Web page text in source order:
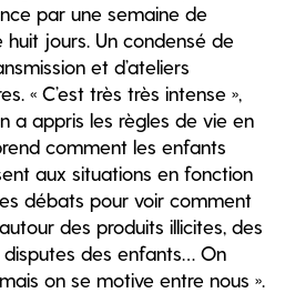
par une semaine de
jours. Un condensé de
et d’ateliers
« C’est très très intense »,
a appris les règles de vie en
comment les enfants
aux situations en fonction
débats pour voir comment
des produits illicites, des
disputes des enfants… On
on se motive entre nous ».